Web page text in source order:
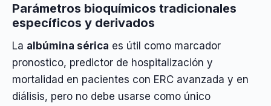
Parámetros bioquímicos tradicionales
específicos y derivados
La albúmina sérica es útil como marcador
pronostico, predictor de hospitalización y
mortalidad en pacientes con ERC avanzada y en
diálisis, pero no debe usarse como único